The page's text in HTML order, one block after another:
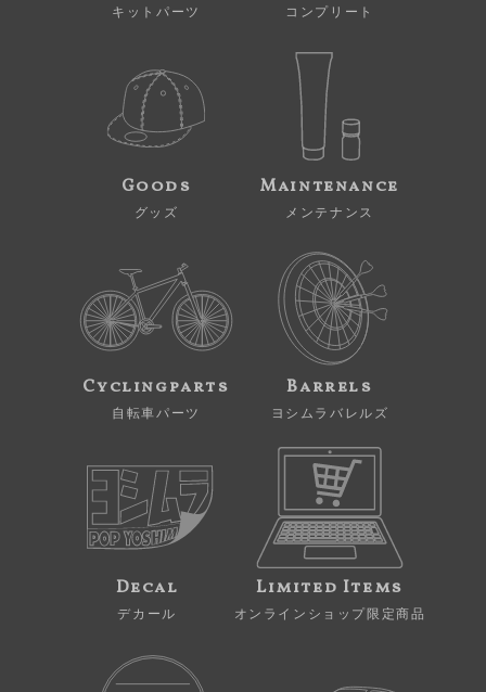
キットパーツ コンプリート
Goods
グッズ
Maintenance
メンテナンス
Cyclingparts
自転車パーツ
Barrels
ヨシムラバレルズ
Decal
デカール
Limited Items
オンラインショップ限定商品